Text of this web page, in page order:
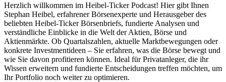
Herzlich willkommen im Heibel-Ticker Podcast! Hier gibt Ihnen
Stephan Heibel, erfahrener Börsenexperte und Herausgeber des
beliebten Heibel-Ticker Börsenbriefs, fundierte Analysen und
verständliche Einblicke in die Welt der Aktien, Börse und
Aktienmärkte. Ob Quartalszahlen, aktuelle Marktbewegungen oder
konkrete Investmentideen – Sie erfahren, was die Börse bewegt und
wie Sie davon profitieren können. Ideal für Privatanleger, die ihr
Wissen erweitern und fundierte Entscheidungen treffen möchten, um
Ihr Portfolio noch weiter zu optimieren.